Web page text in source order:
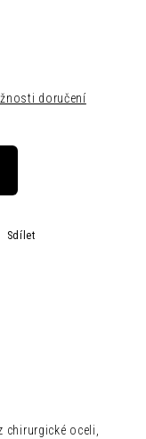
doručení
Sdílet
chirurgické oceli,